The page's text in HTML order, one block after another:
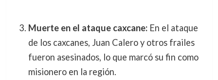
Muerte en el ataque caxcane:En el ataque
de los caxcanes, Juan Calero y otros frailes
fueron asesinados, lo que marcó su fin como
misionero en la región.